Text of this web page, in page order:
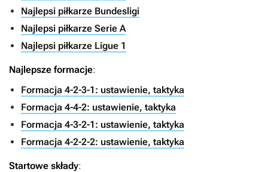
Najlepsi piłkarze Bundesligi
Najlepsi piłkarze Serie A
Najlepsi piłkarze Ligue 1
Najlepsze formacje:
Formacja 4-2-3-1: ustawienie, taktyka
Formacja 4-4-2: ustawienie, taktyka
Formacja 4-3-2-1: ustawienie, taktyka
Formacja 4-2-2-2: ustawienie, taktyka
Startowe składy: